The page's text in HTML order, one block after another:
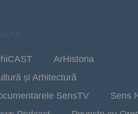
ArHistoria
și Arhitectură
SensTV
Sens